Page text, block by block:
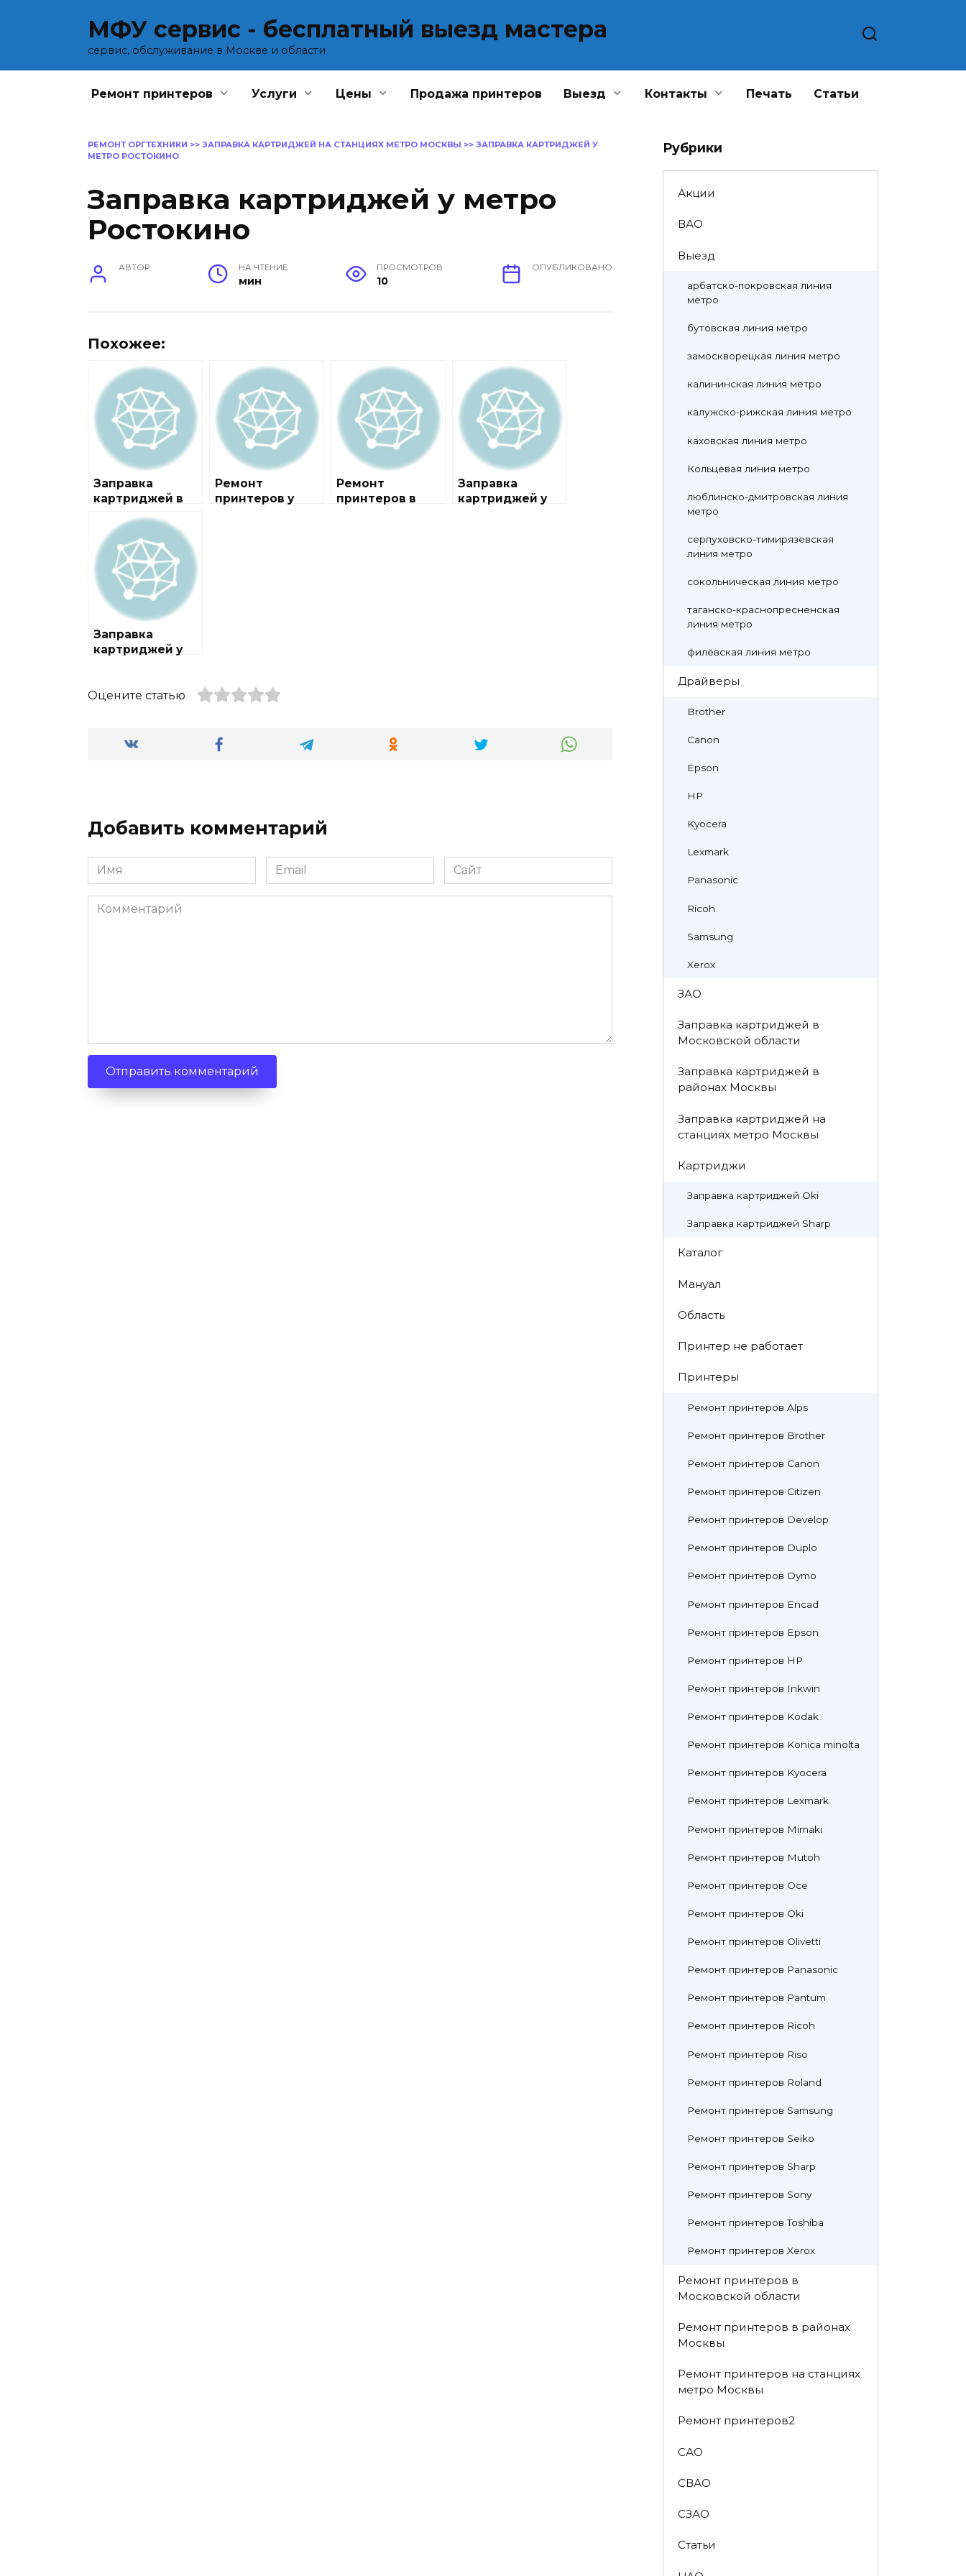
МФУ сервис - бесплатный выезд мастера
сервис, обслуживание в Москве и области
Ремонт принтеров Услуги Цены Продажа принтеров Выезд Контакты Печать Статьи
РЕМОНТ ОРГТЕХНИКИ >> ЗАПРАВКА КАРТРИДЖЕЙ НА СТАНЦИЯХ МЕТРО МОСКВЫ >> ЗАПРАВКА КАРТРИДЖЕЙ У
МЕТРО РОСТОКИНО
Заправка картриджей у метро
Ростокино
АВТОР НА ЧТЕНИЕ
мин
ПРОСМОТРОВ
10
ОПУБЛИКОВАНО
Похожее:
Заправка
картриджей в
Ростокино
Ремонт
принтеров у
Ремонт
принтеров в
Заправка
картриджей у
Заправка
картриджей у
центр
Оцените статью
Добавить комментарий
Имя Email Сайт
Комментарий
Рубрики
Акции
ВАО
Выезд
арбатско-покровская линия
метро
бутовская линия метро
замоскворецкая линия метро
калининская линия метро
калужско-рижская линия метро
каховская линия метро
Кольцевая линия метро
люблинско-дмитровская линия
метро
серпуховско-тимирязевская
линия метро
сокольническая линия метро
таганско-краснопресненская
линия метро
филёвская линия метро
Драйверы
Brother
Canon
Epson
HP
Kyocera
Lexmark
Panasonic
Ricoh
Samsung
Xerox
ЗАО
Заправка картриджей в
Московской области
Заправка картриджей в
районах Москвы
Заправка картриджей на
станциях метро Москвы
Картриджи
Заправка картриджей Oki
Заправка картриджей Sharp
Каталог
Мануал
Область
Принтер не работает
Принтеры
Ремонт принтеров Alps
Ремонт принтеров Brother
Ремонт принтеров Canon
Ремонт принтеров Citizen
Ремонт принтеров Develop
Ремонт принтеров Duplo
Ремонт принтеров Dymo
Ремонт принтеров Encad
Ремонт принтеров Epson
Ремонт принтеров HP
Ремонт принтеров Inkwin
Ремонт принтеров Kodak
Ремонт принтеров Konica minolta
Ремонт принтеров Kyocera
Ремонт принтеров Lexmark
Ремонт принтеров Mimaki
Ремонт принтеров Mutoh
Ремонт принтеров Oce
Ремонт принтеров Oki
Ремонт принтеров Olivetti
Ремонт принтеров Panasonic
Ремонт принтеров Pantum
Ремонт принтеров Ricoh
Ремонт принтеров Riso
Ремонт принтеров Roland
Ремонт принтеров Samsung
Ремонт принтеров Seiko
Ремонт принтеров Sharp
Ремонт принтеров Sony
Ремонт принтеров Toshiba
Ремонт принтеров Xerox
Ремонт принтеров в
Московской области
Ремонт принтеров в районах
Москвы
Ремонт принтеров на станциях
метро Москвы
Ремонт принтеров2
САО
СВАО
СЗАО
Статьи